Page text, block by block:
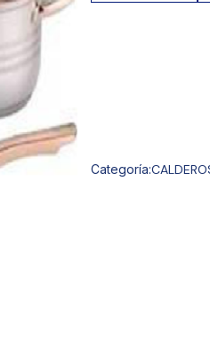
Categoría: